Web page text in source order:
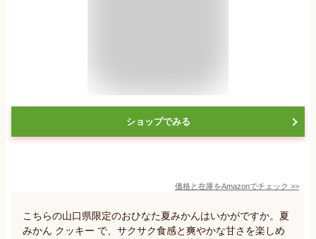
ショップでみる
価格と在庫をAmazonでチェック >>
こちらの山口県限定のおひなた夏みかんはいかがですか。夏
みかん クッキー で、サクサク食感と爽やかな甘さを楽しめ